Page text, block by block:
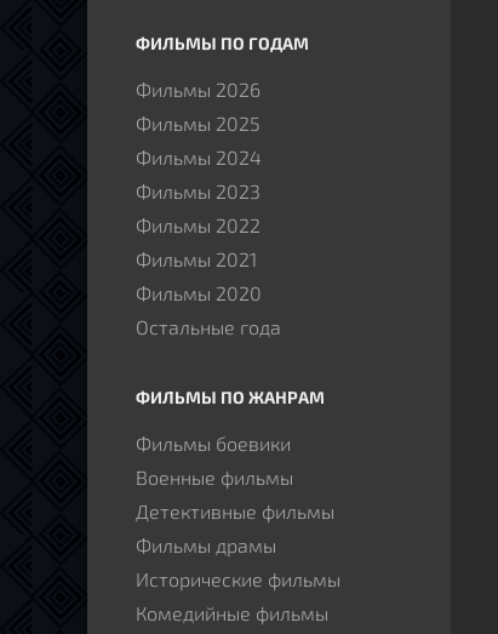
ФИЛЬМЫ ПО ГОДАМ
Фильмы 2026
Фильмы 2025
Фильмы 2024
Фильмы 2023
Фильмы 2022
Фильмы 2021
Фильмы 2020
Остальные года
ФИЛЬМЫ ПО ЖАНРАМ
Фильмы боевики
Военные фильмы
Детективные фильмы
Фильмы драмы
Исторические фильмы
Комедийные фильмы